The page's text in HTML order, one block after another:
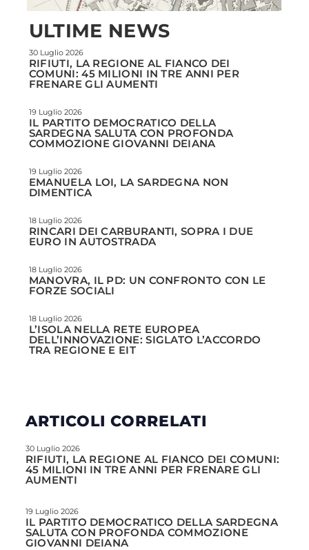
ULTIME NEWS
30 Luglio 2026
RIFIUTI, LA REGIONE AL FIANCO DEI
COMUNI: 45 MILIONI IN TRE ANNI PER
FRENARE GLI AUMENTI
19 Luglio 2026
IL PARTITO DEMOCRATICO DELLA
SARDEGNA SALUTA CON PROFONDA
COMMOZIONE GIOVANNI DEIANA
19 Luglio 2026
EMANUELA LOI, LA SARDEGNA NON
DIMENTICA
18 Luglio 2026
RINCARI DEI CARBURANTI, SOPRA I DUE
EURO IN AUTOSTRADA
18 Luglio 2026
MANOVRA, IL PD: UN CONFRONTO CON LE
FORZE SOCIALI
18 Luglio 2026
L’ISOLA NELLA RETE EUROPEA
DELL’INNOVAZIONE: SIGLATO L’ACCORDO
TRA REGIONE E EIT
ARTICOLI CORRELATI
30 Luglio 2026
RIFIUTI, LA REGIONE AL FIANCO DEI COMUNI:
45 MILIONI IN TRE ANNI PER FRENARE GLI
AUMENTI
19 Luglio 2026
IL PARTITO DEMOCRATICO DELLA SARDEGNA
SALUTA CON PROFONDA COMMOZIONE
GIOVANNI DEIANA